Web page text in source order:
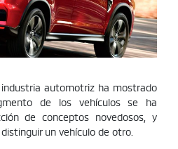
automotriz ha mostrado
de los vehículos se ha
de conceptos novedosos, y
un vehículo de otro.